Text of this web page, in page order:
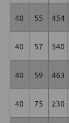
40 55 454
40 57 540
40 59 463
40 75 230